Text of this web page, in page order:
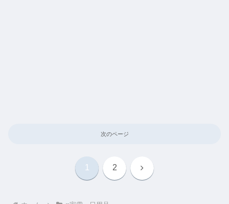
次のページ
1 2 次